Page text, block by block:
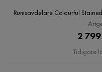
Rumsavdelare Colourful
2
Tidigare